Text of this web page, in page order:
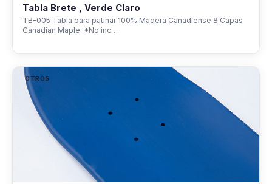
Tabla Brete , Verde Claro
TB-005 Tabla para patinar 100% Madera Canadiense 8 Capas
Canadian Maple. *No inc…
OTROS